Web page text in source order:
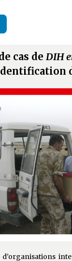
cas de DIH
d’organisations